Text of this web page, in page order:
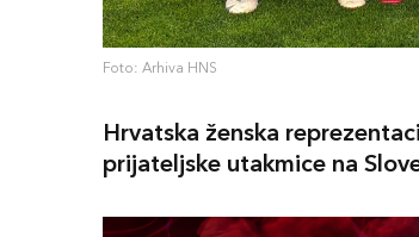
Foto: Arhiva HNS
Hrvatska ženska
prijateljske utakmice na